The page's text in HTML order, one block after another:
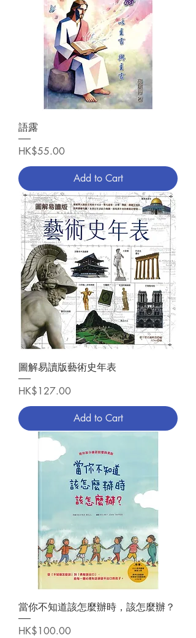
語露
Price
HK$55.00
Add to Cart
圖解易讀版藝術史年表
Price
HK$127.00
Add to Cart
當你不知道該怎麼辦時，該怎麼辦？
Price
HK$100.00